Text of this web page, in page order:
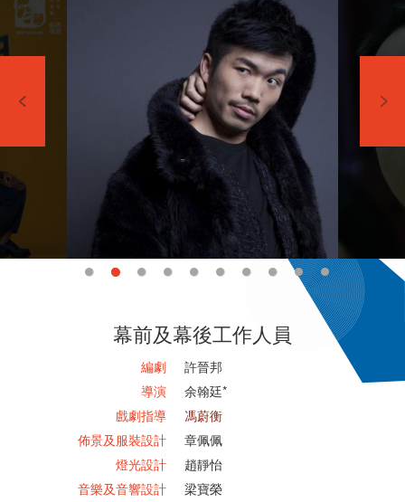
幕前及幕後工作人員
編劇
許晉邦
導演
余翰廷*
戲劇指導
馮蔚衡
佈景及服裝設計
章佩佩
燈光設計
趙靜怡
音樂及音響設計
梁寶榮